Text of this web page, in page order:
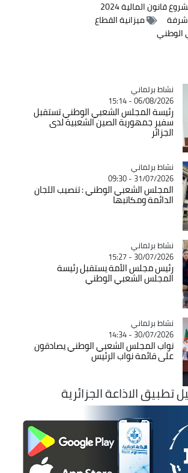
قانون المالية 2024
ميزانية القطاع
Catégorie
نشاط برلماني
06/08/2026 - 15:14
رئيسة المجلس الشعبي الوطني تستقبل
سفير جمهورية الصين الشعبية لدى
الجزائر
Catégorie
نشاط برلماني
31/07/2026 - 09:30
المجلس الشعبي الوطني : تنصيب اللجان
الدائمة ومكاتبها
Catégorie
نشاط برلماني
30/07/2026 - 15:27
رئيس مجلس الأمة يستقبل رئيسة
المجلس الشعبي الوطني
Catégorie
نشاط برلماني
30/07/2026 - 14:34
نواب المجلس الشعبي الوطني يصادقون
على قائمة نواب الرئيس
الاذاعة الجزائرية